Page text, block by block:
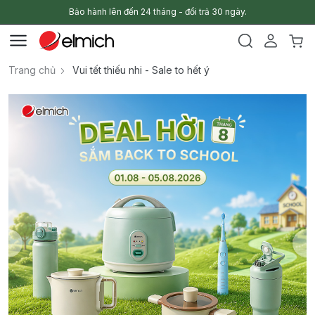
Bảo hành lên đến 24 tháng - đổi trả 30 ngày.
Trang chủ Vui tết thiếu nhi - Sale to hết ý